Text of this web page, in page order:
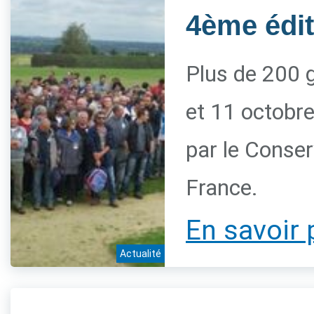
Actualité
4ème
Plus de 200
et 11
par le
France.
En savoir